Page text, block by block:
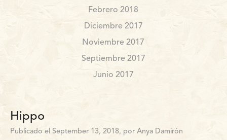
Febrero 2018
Diciembre 2017
Noviembre 2017
Septiembre 2017
Junio 2017
Hippo
Publicado el September 13, 2018, por Anya Damirón